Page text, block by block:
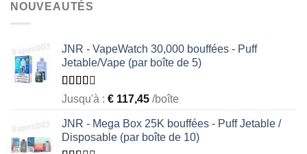
NOUVEAUTÉS
JNR - VapeWatch 30,000 bouffées - Puff
Jetable/Vape (par boîte de 5)
Rated
out of
5
Jusqu'à : € 117,45 /boîte
JNR - Mega Box 25K bouffées - Puff Jetable /
Disposable (par boîte de 10)